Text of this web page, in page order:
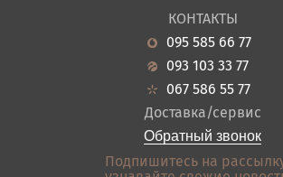
Гостиная
Кухня
Прихожие
Ванная
Акции
О нас
Новости
Гарантия
Кредит
Оплата и доставка
Отзывы
Контакты
КОНТАКТЫ
095 585 66 77
093 103 33 77
067 586 55 77
Доставка/сервис
Обратный звонок
Подпишитесь на